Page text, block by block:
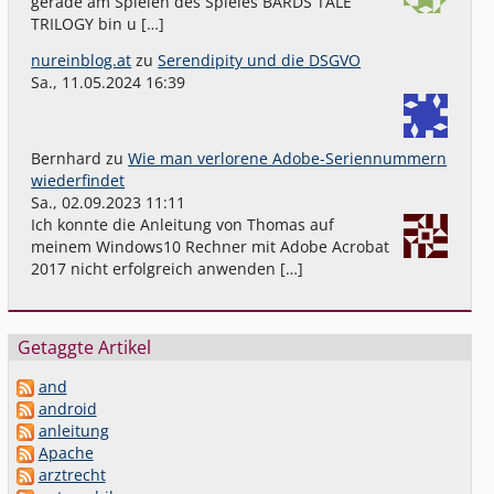
TRILOGY bin u […]
nureinblog.at zuSerendipity und die DSGVO
Sa., 11.05.2024 16:39
Bernhard zuWie man verlorene Adobe-Seriennummern
wiederfindet
Sa., 02.09.2023 11:11
Ich konnte die Anleitung von Thomas auf
meinem Windows10 Rechner mit Adobe Acrobat
2017 nicht erfolgreich anwenden […]
Getaggte Artikel
and
android
anleitung
Apache
arztrecht